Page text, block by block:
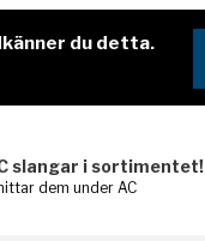
du detta.
slangar i sortimentet!
dem under AC